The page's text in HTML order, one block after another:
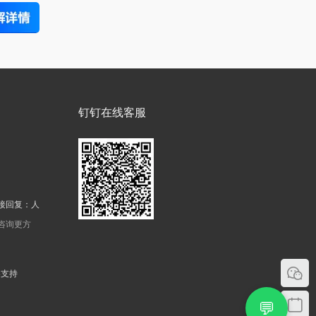
回复：人
询更方
钉钉在线客服
持
💬